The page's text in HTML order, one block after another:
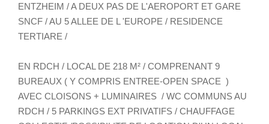
ENTZHEIM / A DEUX PAS DE L'AEROPORT ET GARE
SNCF / AU 5 ALLEE DE L 'EUROPE / RESIDENCE
TERTIARE /
EN RDCH / LOCAL DE 218 M² / COMPRENANT 9
BUREAUX ( Y COMPRIS ENTREE-OPEN SPACE )
AVEC CLOISONS + LUMINAIRES / WC COMMUNS AU
RDCH / 5 PARKINGS EXT PRIVATIFS / CHAUFFAGE